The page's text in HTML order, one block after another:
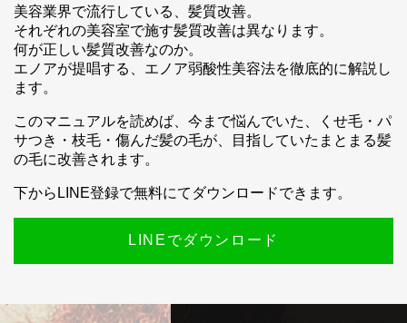
美容業界で流行している、髪質改善。
それぞれの美容室で施す髪質改善は異なります。
何が正しい髪質改善なのか。
エノアが提唱する、エノア弱酸性美容法を徹底的に解説し
ます。
このマニュアルを読めば、今まで悩んでいた、くせ毛・パ
サつき・枝毛・傷んだ髪の毛が、目指していたまとまる髪
の毛に改善されます。
下からLINE登録で無料にてダウンロードできます。
LINEでダウンロード